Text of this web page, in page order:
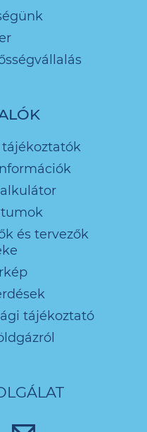
és tervezők
tájékoztató